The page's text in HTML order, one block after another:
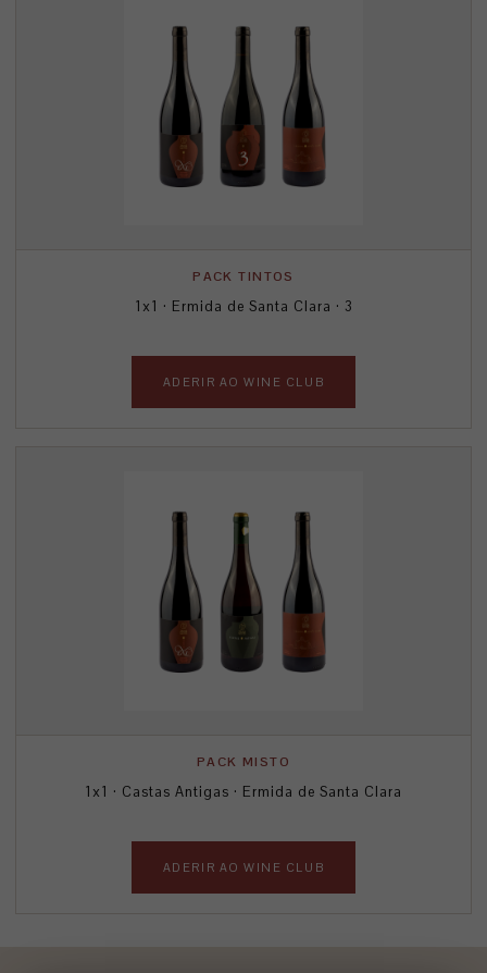
PACK TINTOS
1x1 · Ermida de Santa Clara · 3
ADERIR AO WINE CLUB
PACK MISTO
1x1 · Castas Antigas · Ermida de Santa Clara
ADERIR AO WINE CLUB